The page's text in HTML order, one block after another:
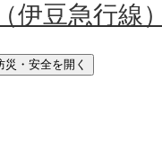
伊豆急行線
災・安全を開く